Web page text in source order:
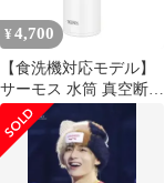
¥ 4,700
【食洗機対応モデル】
サーモス 水筒 真空断熱
ケータイマグ 500ml ホ
ワイト 本体もパーツも
すべて食洗機対応 ワン
タッチオープン ステン